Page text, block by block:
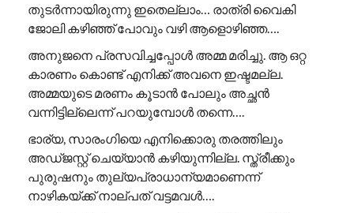
തുടർന്നായിരുന്നു ഇതെല്ലാം… രാത്രി വൈകി
ജോലി കഴിഞ്ഞ് പോവും വഴി ആളൊഴിഞ്ഞ….
അനുജനെ പ്രസവിച്ചപ്പോൾ അമ്മ മരിച്ചു. ആ ഒറ്റ
കാരണം കൊണ്ട് എനിക്ക് അവനെ ഇഷ്ടമല്ല.
അമ്മയുടെ മരണം കൂടാൻ പോലും അച്ഛൻ
വന്നിട്ടില്ലെന്ന് പറയുമ്പോൾ തന്നെ….
ഭാര്യ, സാരംഗിയെ എനിക്കൊരു തരത്തിലും
അഡ്ജസ്റ്റ് ചെയ്യാൻ കഴിയുന്നില്ല. സ്ത്രീക്കും
പുരുഷനും തുല്യപ്രാധാന്യമാണെന്ന്
നാഴികയ്ക്ക് നാല്പത് വട്ടമവൾ….